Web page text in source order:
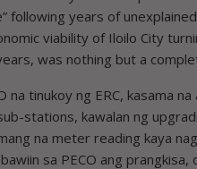
following years of
viability of Iloilo City
was nothing but a
na tinukoy ng ERC, kasama
stations, kawalan ng
na meter reading kaya
sa PECO ang